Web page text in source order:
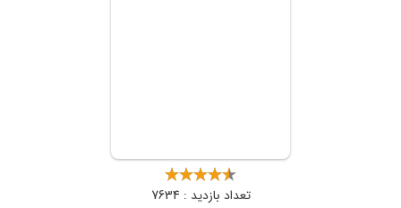
تعداد بازدید : 7634